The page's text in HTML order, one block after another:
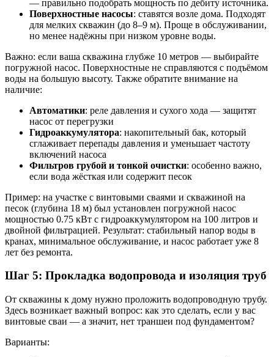
— правильно подобрать мощность по дебиту источника.
Поверхностные насосы: ставятся возле дома. Подходят
для мелких скважин (до 8–9 м). Проще в обслуживании,
но менее надёжны при низком уровне воды.
Важно: если ваша скважина глубже 10 метров — выбирайте
погружной насос. Поверхностные не справляются с подъёмом
воды на большую высоту. Также обратите внимание на
наличие:
Автоматики: реле давления и сухого хода — защитят
насос от перегрузки
Гидроаккумулятора: накопительный бак, который
сглаживает перепады давления и уменьшает частоту
включений насоса
Фильтров грубой и тонкой очистки: особенно важно,
если вода жёсткая или содержит песок
Пример: на участке с винтовыми сваями и скважиной на
песок (глубина 18 м) был установлен погружной насос
мощностью 0.75 кВт с гидроаккумулятором на 100 литров и
двойной фильтрацией. Результат: стабильный напор воды в
кранах, минимальное обслуживание, и насос работает уже 8
лет без ремонта.
Шаг 5: Прокладка водопровода и изоляция труб
От скважины к дому нужно проложить водопроводную трубу.
Здесь возникает важный вопрос: как это сделать, если у вас
винтовые сваи — а значит, нет траншеи под фундаментом?
Варианты: